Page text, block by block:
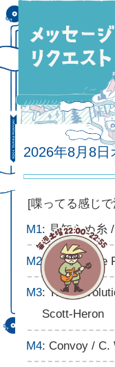
2026年8月8
[喋ってる感じ
M1: 見知らぬ糸
M2: Love Come
M3: The
Scott-Heron
M4: Convoy / C.